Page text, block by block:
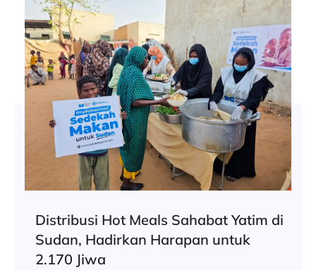
Distribusi Hot Meals Sahabat Yatim di
Sudan, Hadirkan Harapan untuk
2.170 Jiwa